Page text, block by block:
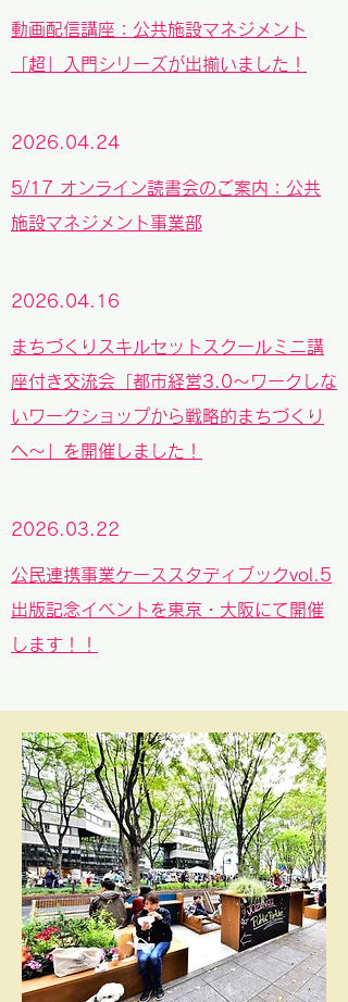
動画配信講座：公共施設マネジメント
「超」入門シリーズが出揃いました！
2026.04.24
5/17 オンライン読書会のご案内：公共
施設マネジメント事業部
2026.04.16
​まちづくりスキルセットスクールミニ講
座付き交流会 「都市経営3.0〜ワークしな
いワークショップから戦略的まちづくり
へ〜」を開催しました！
2026.03.22
公民連携事業ケーススタディブックvol.5
出版記念イベントを東京・大阪にて開催
します！！